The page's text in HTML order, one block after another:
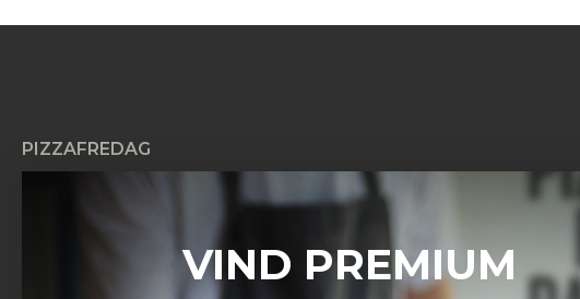
PIZZAFREDAG
VIND PREMIUM